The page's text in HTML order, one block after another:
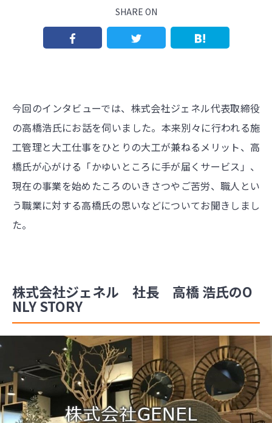
SHARE ON
今回のインタビューでは、株式会社ジェネル代表取締役
の高橋浩氏にお話を伺いました。本来別々に行われる施
工管理と大工仕事をひとりの大工が兼ねるメリット、高
橋氏が心がける「かゆいところに手が届くサービス」、
現在の事業を始めたころのいきさつやご苦労、職人とい
う職業に対する高橋氏の思いなどについてお聞きしまし
た。
株式会社ジェネル 社長 高橋 浩氏のO
NLY STORY